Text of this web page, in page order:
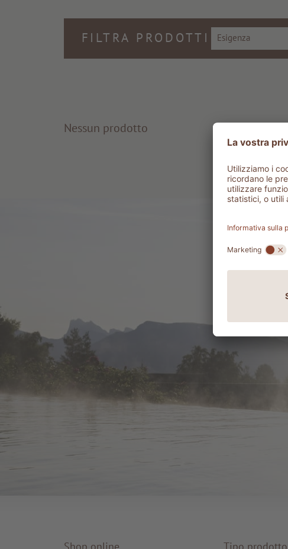
FILTRA PRODOTTI Esigenza
Nessun prodotto